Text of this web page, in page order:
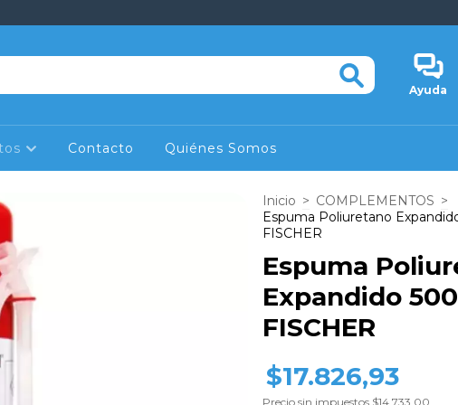
Ayuda
Contacto Quiénes Somos
Inicio > COMPLEMENTOS >
Espuma Poliuretano
FISCHER
Espuma
Expandido
FISCHER
$17.826,93
Precio sin impuestos $14.733,00